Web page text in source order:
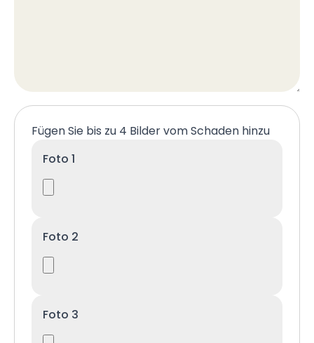
Fügen Sie bis zu 4 Bilder vom Schaden hinzu
Foto 1
Foto 2
Foto 3